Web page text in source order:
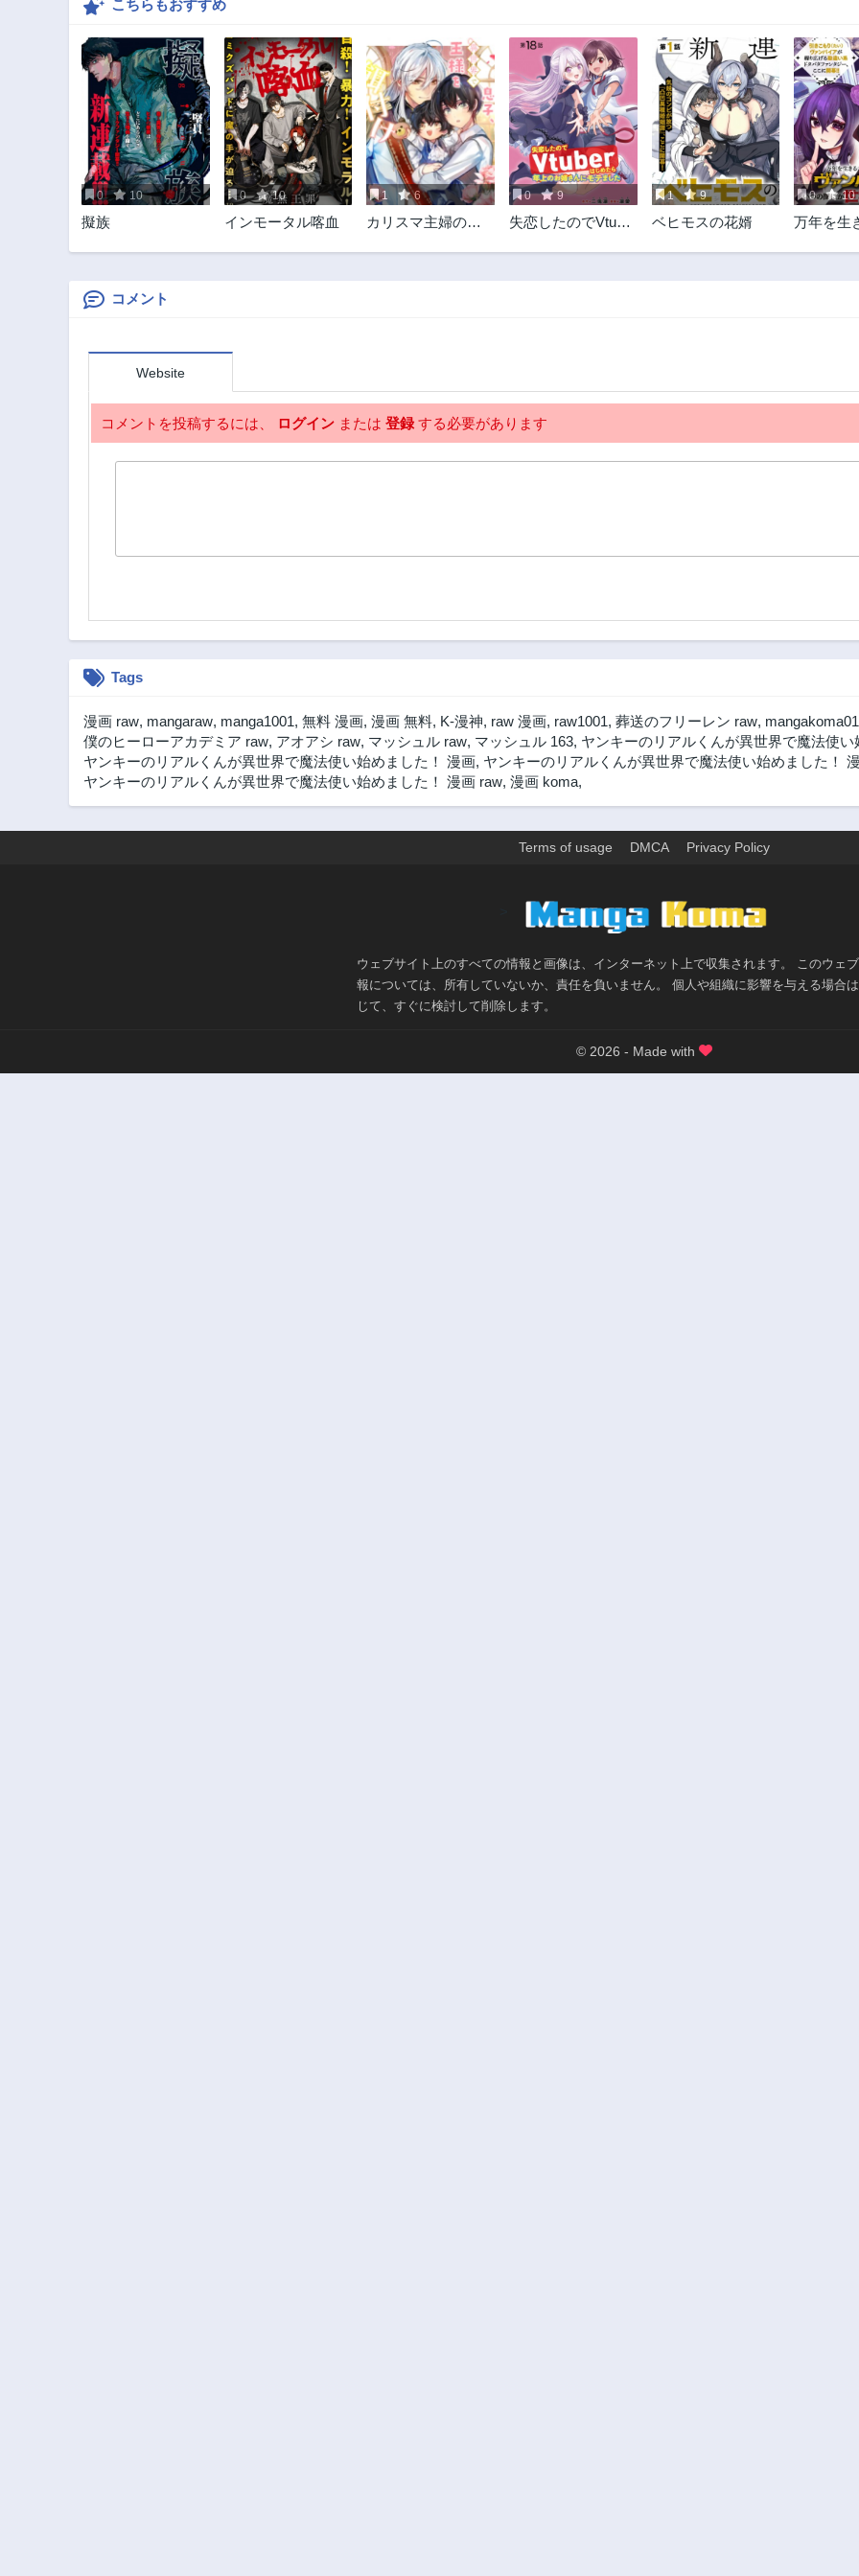
こちらもおすすめ
0 10
擬族
0 10
インモータル喀血
1 6
カリスマ主婦の息
0 9
失恋したのでVtuber
した
1 9
ベヒモスの花婿
0 10
万年を生
世界最強
コメント
Website
コメントを投稿するには、 ログイン または 登録する必要があります
Tags
漫画 raw, mangaraw, manga1001, 無料 漫画, 漫画 無料, K-漫神, raw 漫画, raw1001, 葬送のフリーレン raw, mangakoma01
僕のヒーローアカデミア raw, アオアシ raw, マッシュル raw, マッシュル 163, ヤンキーのリアルくんが異世界で魔法使
ヤンキーのリアルくんが異世界で魔法使い始めました！ 漫画, ヤンキーのリアルくんが異世界で魔法使い始めました！
ヤンキーのリアルくんが異世界で魔法使い始めました！ 漫画 raw, 漫画 koma,
Terms of usage DMCA Privacy Policy
ウェブサイト上のすべての情報と画像は、インターネット上で収集されます。 このウェ
報については、所有していないか、責任を負いません。 個人や組織に影響を与える場合
じて、すぐに検討して削除します。
© 2026 - Made with